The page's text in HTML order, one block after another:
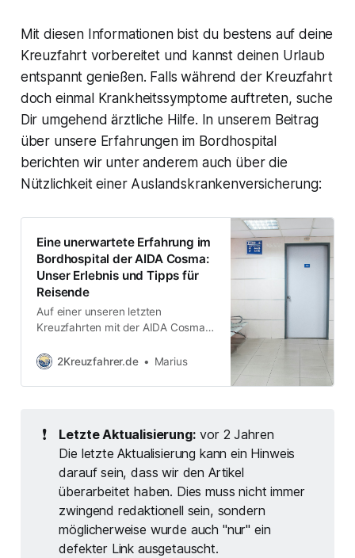
Mit diesen Informationen bist du bestens auf deine
Kreuzfahrt vorbereitet und kannst deinen Urlaub
entspannt genießen. Falls während der Kreuzfahrt
doch einmal Krankheitssymptome auftreten, suche
Dir umgehend ärztliche Hilfe. In unserem Beitrag
über unsere Erfahrungen im Bordhospital
berichten wir unter anderem auch über die
Nützlichkeit einer Auslandskrankenversicherung:
Eine unerwartete Erfahrung im
Bordhospital der AIDA Cosma:
Unser Erlebnis und Tipps für
Reisende
Auf einer unseren letzten
Kreuzfahrten mit der AIDA Cosma
Urlaub eigentlich vermeiden
“Notfall”. Wir befanden uns auf
vom Himmel. Nach einem
erlebnisreichen Landgang, bei dem
wir die Natur in vollen Zügen
genossen hatten,
2Kreuzfahrer.de Marius
❗ Letzte Aktualisierung: vor 2 Jahren
Die letzte Aktualisierung kann ein Hinweis
darauf sein, dass wir den Artikel
überarbeitet haben. Dies muss nicht immer
zwingend redaktionell sein, sondern
möglicherweise wurde auch "nur" ein
defekter Link ausgetauscht.